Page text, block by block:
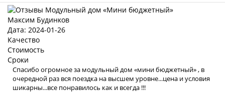
Максим Будинков
Дата: 2024-01-26
Качество
Стоимость
Сроки
Спасибо огромное за модульный дом «мини бюджетный» , в
очередной раз вся поездка на высшем уровне...цена и условия
шикарны...все понравилось как и всегда !!!